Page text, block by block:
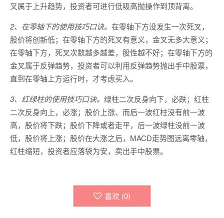
叉属于上升趋势，投资者可进行低吸高抛操作到顶背离。
2、在零轴下的使用技巧口诀。 在零轴下方没发生一次死叉，
股价将创新低；在零轴下方的死叉有意义，金叉无多大意义；
在零轴下方，死叉次数越多越差，股性越不好；在零轴下方的
金叉属于反弹趋势，投资者可以利用反弹趋势抛出手中股票，
直到在零轴上方运行时，才考虑买入。
3、红绿柱的使用技巧口诀。 绿柱二次反身向下，必跌；红柱
二次反身向上，必涨；股价上涨、而后一波红柱没有前一波
高，股价将下跌；股价下降或者走平，后一波绿柱没前一波
低，股价将上涨；股价在大涨之后，MACD走势图远离零轴，
红柱缩短，投资者应落袋为安，卖出手中股票。
喜欢 (0)